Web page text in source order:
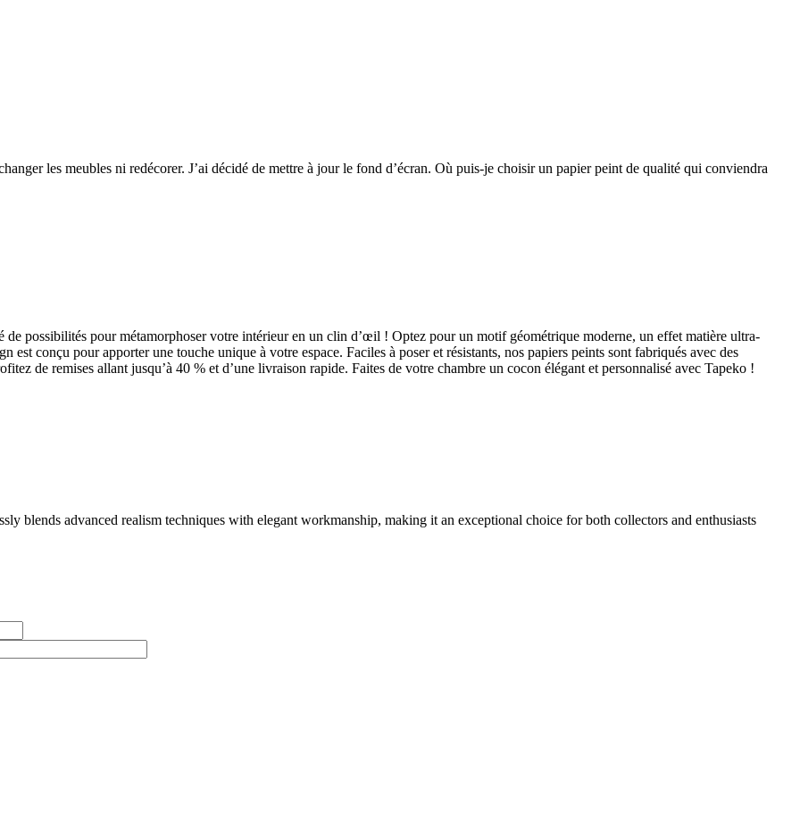
les meubles ni redécorer. J’ai décidé de mettre à jour le fond d’écran. Où puis-je choisir un papier peint de qualité qui conviendra
de possibilités pour métamorphoser votre intérieur en un clin d’œil ! Optez pour un motif géométrique moderne, un effet matière ultra-
est conçu pour apporter une touche unique à votre espace. Faciles à poser et résistants, nos papiers peints sont fabriqués avec des
de remises allant jusqu’à 40 % et d’une livraison rapide. Faites de votre chambre un cocon élégant et personnalisé avec Tapeko !
blends advanced realism techniques with elegant workmanship, making it an exceptional choice for both collectors and enthusiasts